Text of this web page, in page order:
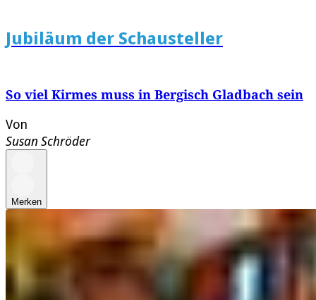
Jubiläum der Schausteller
So viel Kirmes muss in Bergisch Gladbach sein
Von
Susan Schröder
Merken